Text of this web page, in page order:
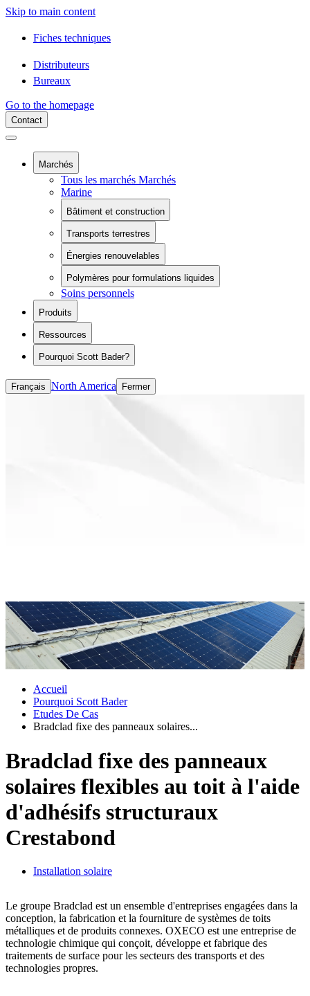
Skip to main content
Fiches techniques
Distributeurs
Bureaux
Go to the homepage
Contact
Marchés
Tous les marchés Marchés
Marine
Bâtiment et construction
Tous les marchés Bâtiment et construction
Composants du bâtiment
Confinement chimique
Piscines
Piscines
Transports terrestres
Tous les marchés Transports terrestres
Rail
Véhicules électriques à batterie
Véhicules commerciaux
Véhicules récréatifs
Énergies renouvelables
Tous les marchés Énergies renouvelables
Énergie éolienne
Installation solaire
Polymères pour formulations liquides
Tous les marchés Polymères pour formulations
CASE (revêtements, adhésifs, mastics et
élastomères)
Liants à base de solvants
Liants à base d'eau
Soins personnels
Produits
Ressources
Pourquoi Scott Bader?
Français North America Fermer
Accueil
Pourquoi Scott Bader
Etudes De Cas
Bradclad fixe des panneaux solaires...
Bradclad fixe des panneaux
solaires flexibles au toit à l'aide
d'adhésifs structuraux
Crestabond
Installation solaire
Le groupe Bradclad est un ensemble d'entreprises engagées dans la
conception, la fabrication et la fourniture de systèmes de toits
métalliques et de produits connexes. OXECO est une entreprise de
technologie chimique qui conçoit, développe et fabrique des
traitements de surface pour les secteurs des transports et des
technologies propres.